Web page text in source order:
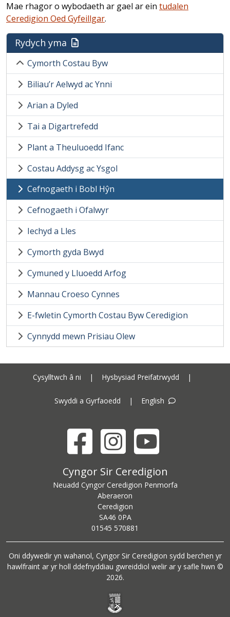
Mae rhagor o wybodaeth ar gael ar ein tudalen
Ceredigion Oed Gyfeillgar.
Rydych yma
Cymorth Costau Byw
Biliau’r Aelwyd ac Ynni
Arian a Dyled
Tai a Digartrefedd
Plant a Theuluoedd Ifanc
Costau Addysg ac Ysgol
Cefnogaeth i Bobl Hŷn
Cefnogaeth i Ofalwyr
Iechyd a Lles
Cymorth gyda Bwyd
Cymuned y Lluoedd Arfog
Mannau Croeso Cynnes
E-fwletin Cymorth Costau Byw Ceredigion
Cynnydd mewn Prisiau Olew
Cysylltwch â ni | Hysbysiad Preifatrwydd |
Swyddi a Gyrfaoedd | English
FacebookInstagramYouTube
Cyngor Sir Ceredigion addressCyngor Sir Ceredigion
Neuadd Cyngor Ceredigion Penmorfa
Aberaeron
Ceredigion
SA46 0PA
Ceredigion County Council call centre phone number
01545 570881
Oni ddywedir yn wahanol, Cyngor Sir Ceredigion sydd berchen yr
hawlfraint ar yr holl ddefnyddiau gwreiddiol welir ar y safle hwn ©
2026.